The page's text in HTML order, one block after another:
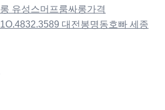
유성스머프룸싸롱가격
대전봉명동호빠 세종